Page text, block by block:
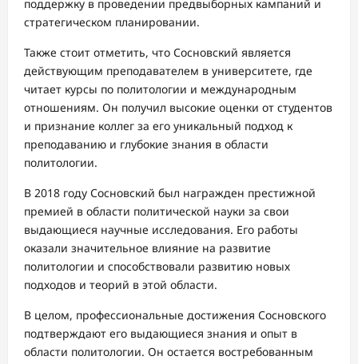
поддержку в проведении предвыборных кампаний и
стратегическом планировании.
Также стоит отметить, что Сосновский является
действующим преподавателем в университете, где
читает курсы по политологии и международным
отношениям. Он получил высокие оценки от студентов
и признание коллег за его уникальный подход к
преподаванию и глубокие знания в области
политологии.
В 2018 году Сосновский был награжден престижной
премией в области политической науки за свои
выдающиеся научные исследования. Его работы
оказали значительное влияние на развитие
политологии и способствовали развитию новых
подходов и теорий в этой области.
В целом, профессиональные достижения Сосновского
подтверждают его выдающиеся знания и опыт в
области политологии. Он остается востребованным